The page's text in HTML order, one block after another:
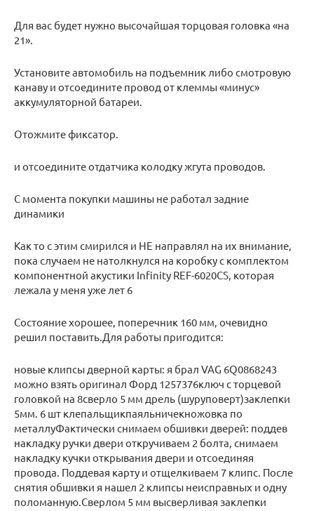
Для вас будет нужно высочайшая торцовая головка «на
21».
Установите автомобиль на подъемник либо смотровую
канаву и отсоедините провод от клеммы «минус»
аккумуляторной батареи.
Отожмите фиксатор.
и отсоедините отдатчика колодку жгута проводов.
С момента покупки машины не работал задние
динамики
Как то с этим смирился и НЕ направлял на их внимание,
пока случаем не натолкнулся на коробку с комплектом
компонентной акустики Infinity REF-6020CS, которая
лежала у меня уже лет 6
Состояние хорошее, поперечник 160 мм, очевидно
решил поставить.Для работы пригодится:
новые клипсы дверной карты: я брал VAG 6Q0868243
можно взять оригинал Форд 1257376ключ с торцевой
головкой на 8сверло 5 мм дрель (шуруповерт)заклепки
5мм. 6 шт клепальщикпаяльничекножовка по
металлуФактически снимаем обшивки дверей: поддев
накладку ручки двери откручиваем 2 болта, снимаем
накладку кучки открывания двери и отсоединяя
провода. Поддевая карту и отщелкиваем 7 клипс. После
снятия обшивки я нашел 2 клипсы неисправных и одну
поломанную.Сверлом 5 мм высверливая заклепки